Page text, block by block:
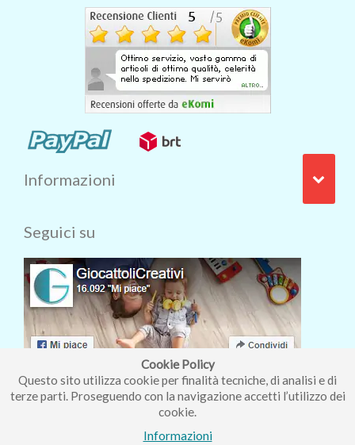
Cookie Policy
Questo sito utilizza cookie per finalità tecniche, di analisi e di
terze parti. Proseguendo con la navigazione accetti l’utilizzo dei
cookie.
Informazioni
Informazioni
Seguici su
Iscriviti alla nostra newsletter